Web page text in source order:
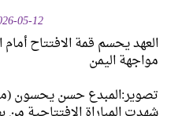
05-12
العهد يحسم قمة الافتتاح
مواجهة اليمن
تصوير:المبدع حسن يحسون